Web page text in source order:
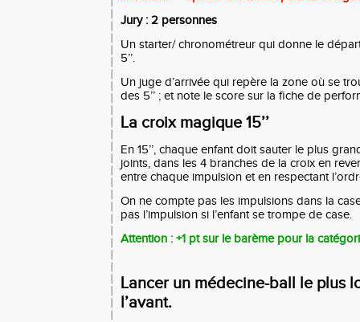
Jury : 2 personnes
Un starter/ chronométreur qui donne le
5’’.
Un juge d’arrivée qui repère la zone où se
des 5’’ ; et note le score sur la fiche de
La croix magique 15’’
En 15’’, chaque enfant doit sauter le plus
joints, dans les 4 branches de la croix en
entre chaque impulsion et en respectant
On ne compte pas les impulsions dans la
pas l’impulsion si l’enfant se trompe de case.
Attention : +1 pt sur le barème pour la
Lancer un médecine-ball le plus
l’avant.